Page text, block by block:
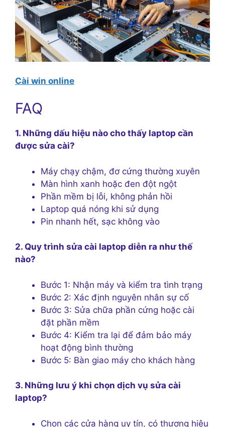
Cài win online
FAQ
1. Những dấu hiệu nào cho thấy laptop cần
được sửa cài?
Máy chạy chậm, đơ cứng thường xuyên
Màn hình xanh hoặc đen đột ngột
Phần mềm bị lỗi, không phản hồi
Laptop quá nóng khi sử dụng
Pin nhanh hết, sạc không vào
2. Quy trình sửa cài laptop diễn ra như thế
nào?
Bước 1: Nhận máy và kiểm tra tình trạng
Bước 2: Xác định nguyên nhân sự cố
Bước 3: Sửa chữa phần cứng hoặc cài
đặt phần mềm
Bước 4: Kiểm tra lại để đảm bảo máy
hoạt động bình thường
Bước 5: Bàn giao máy cho khách hàng
3. Những lưu ý khi chọn dịch vụ sửa cài
laptop?
Chọn các cửa hàng uy tín, có thương hiệu